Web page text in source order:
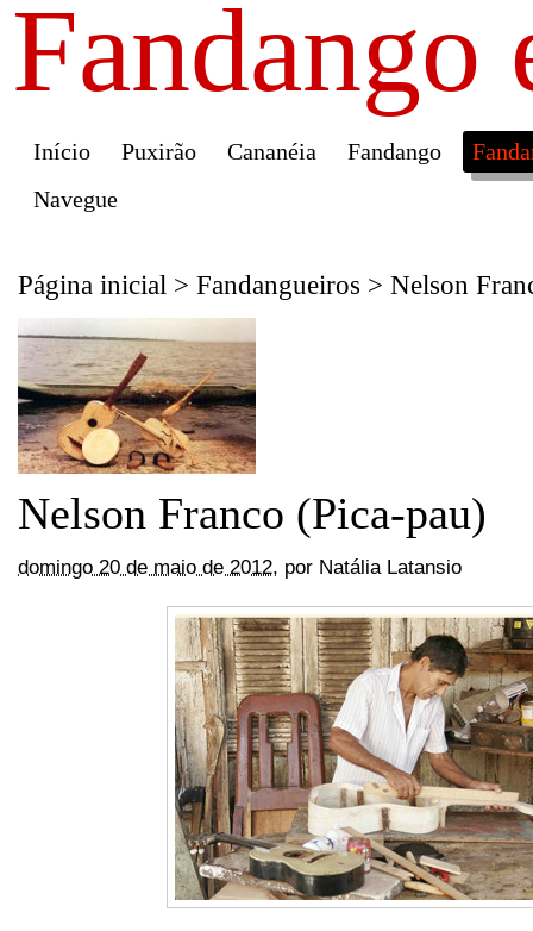
Fandango
Início Puxirão Cananéia Fandango
Navegue
Página inicial > Fandangueiros > Nelson
Nelson Franco (Pica-pau)
domingo 20 de maio de 2012, por Natália Latansio